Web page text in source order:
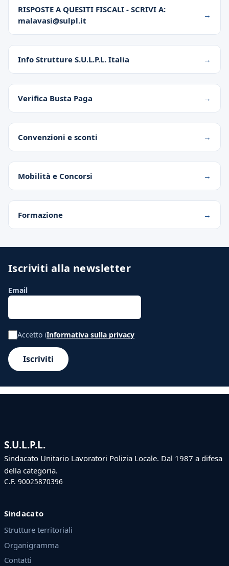
RISPOSTE A QUESITI FISCALI - SCRIVI A:
malavasi@sulpl.it
Info Strutture S.U.L.P.L. Italia
Verifica Busta Paga
Convenzioni e sconti
Mobilità e Concorsi
Formazione
Iscriviti alla newsletter
Email
Accetto iInformativa sulla privacy
Iscriviti
S.U.L.P.L.
Sindacato Unitario Lavoratori Polizia Locale. Dal 1987 a difesa
della categoria.
C.F. 90025870396
Sindacato
Strutture territoriali
Organigramma
Contatti